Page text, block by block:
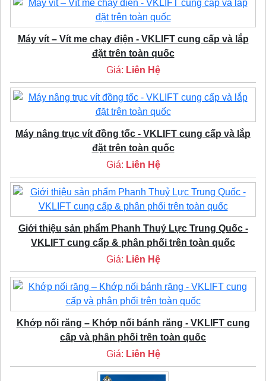
Máy vít – Vít me chạy điện - VKLIFT cung cấp và lắp
đặt trên toàn quốc
Giá: Liên Hệ
Máy nâng trục vít đồng tốc - VKLIFT cung cấp và lắp
đặt trên toàn quốc
Giá: Liên Hệ
Giới thiệu sản phẩm Phanh Thuỷ Lực Trung Quốc -
VKLIFT cung cấp & phân phối trên toàn quốc
Giá: Liên Hệ
Khớp nối răng – Khớp nối bánh răng - VKLIFT cung
cấp và phân phối trên toàn quốc
Giá: Liên Hệ